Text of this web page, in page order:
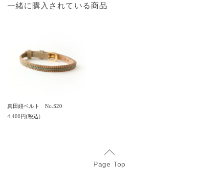
一緒に購入されている商品
真田紐ベルト No.S20
4,400円(税込)
Page Top